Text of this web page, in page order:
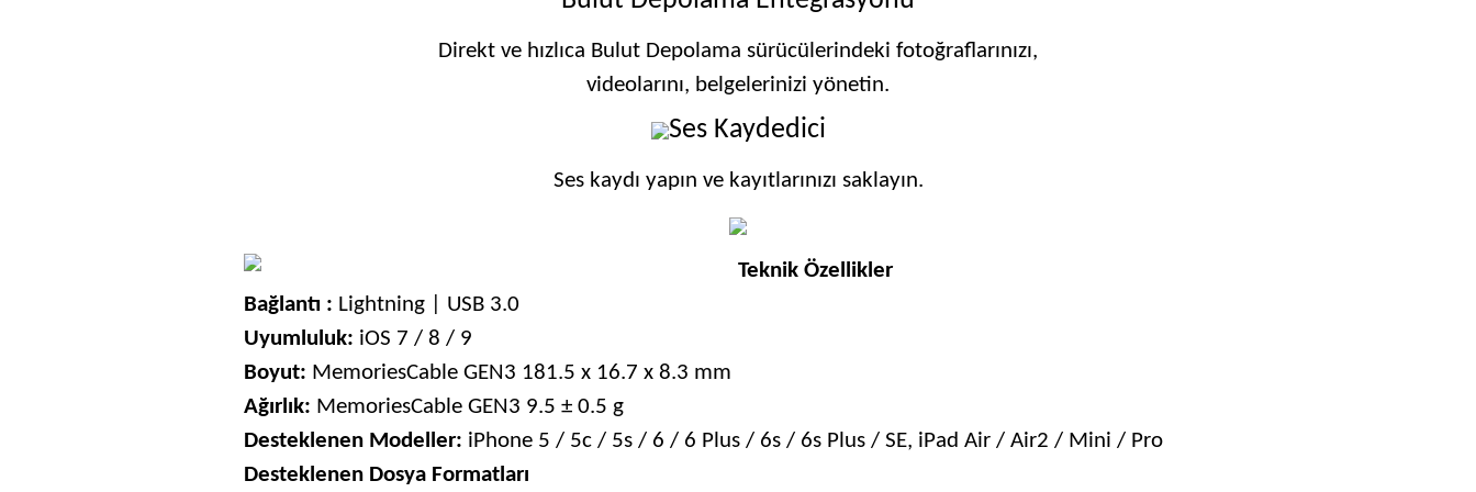
Direkt ve hızlıca Bulut Depolama sürücülerindeki fotoğraflarınızı,
videolarını, belgelerinizi yönetin.
Ses Kaydedici
Ses kaydı yapın ve kayıtlarınızı saklayın.
Teknik Özellikler
Bağlantı : Lightning | USB 3.0
Uyumluluk: iOS 7 / 8 / 9
Boyut: MemoriesCable GEN3 181.5 x 16.7 x 8.3 mm
Ağırlık: MemoriesCable GEN3 9.5 ± 0.5 g
Desteklenen Modeller: iPhone 5 / 5c / 5s / 6 / 6 Plus / 6s / 6s Plus / SE, iPad Air / Air2 / Mini / Pro
Desteklenen Dosya Formatları